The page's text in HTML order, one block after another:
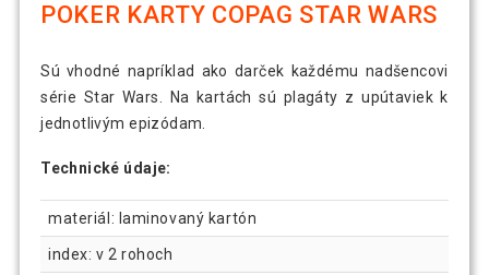
POKER KARTY COPAG STAR WARS
Sú vhodné napríklad ako darček každému nadšencovi
série Star Wars. Na kartách sú plagáty z upútaviek k
jednotlivým epizódam.
Technické údaje:
materiál: laminovaný kartón
index: v 2 rohoch